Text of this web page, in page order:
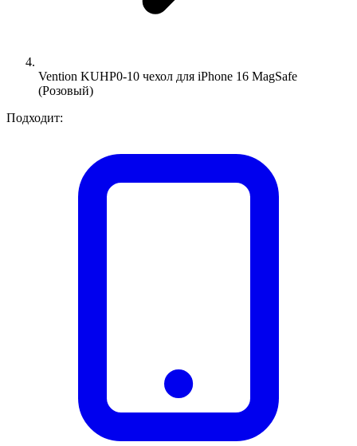
Vention KUHP0-10 чехол для iPhone 16 MagSafe
(Розовый)
Подходит: